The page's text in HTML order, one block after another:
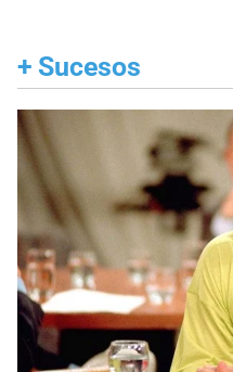
+ Sucesos